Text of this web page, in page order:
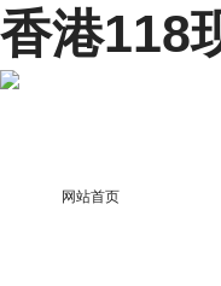
香港118
网站首页